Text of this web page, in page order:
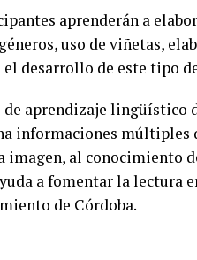
aprenderán a
uso de viñetas,
desarrollo de este tipo
de aprendizaje
informaciones múltiples
imagen, al conocimiento
a fomentar la lectura
de Córdoba.